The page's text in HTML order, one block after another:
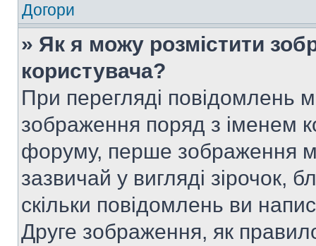
Догори
» Як я можу розмістити
користувача?
При перегляді повідомлень
зображення поряд з іменем
форуму, перше зображення
зазвичай у вигляді зірочок,
скільки повідомлень ви
Друге зображення, як